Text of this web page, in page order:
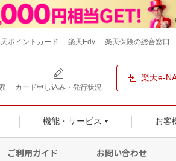
ポイントカード 楽天Edy 楽天保険の総合窓口
カード申し込み・発行状況
楽天e-
機能・サービス お客
ご利用ガイド お問い合わせ